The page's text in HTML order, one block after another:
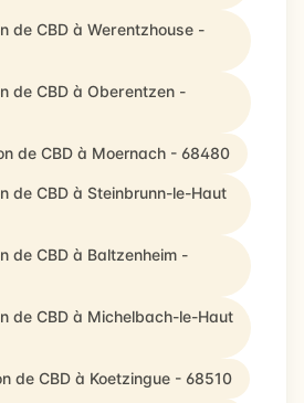
de CBD à Werentzhouse -
de CBD à Oberentzen -
de CBD à Moernach - 68480
de CBD à Steinbrunn-le-Haut
de CBD à Baltzenheim -
de CBD à Michelbach-le-Haut
de CBD à Koetzingue - 68510